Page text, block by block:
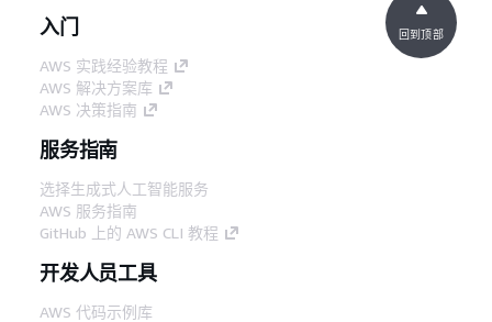
入门
AWS 实践经验教程
AWS 解决方案库
AWS 决策指南
服务指南
选择生成式人工智能服务
AWS 服务指南
GitHub 上的 AWS CLI 教程
开发人员工具
AWS 代码示例库
回到顶部